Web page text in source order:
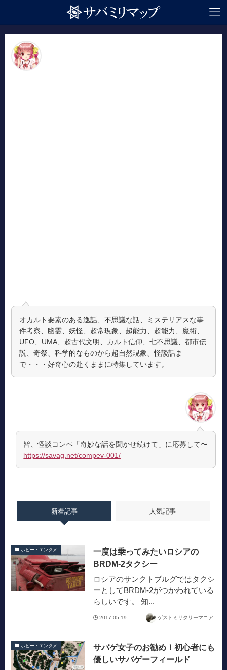
オカルト要素のある逸話、不思議な話、ミステリアスな事
件考察、幽霊、妖怪、超常現象、超能力、超能力、魔術、
UFO、UMA、超古代文明、カルト信仰、七不思議、都市伝
説、奇祭、科学的なものから超自然現象、怪談話ま
で・・・好奇心の赴くままに特集しています。
皆、怪談コンペ「奇妙な話を聞かせ続けて」に応募して〜
https://savag.net/compev-001/
新着記事 人気記事
ホビー・エンタメ
一度は乗ってみたいロシアの
BRDM-2タクシー
ロシアのサンクトブルグではタクシ
ーとしてBRDM-2がつかわれている
らしいです。 知...
2017-05-19 ゲストミリタリーマニア
ホビー・エンタメ
サバゲ女子のお勧め！初心者にも
優しいサバゲーフィールド